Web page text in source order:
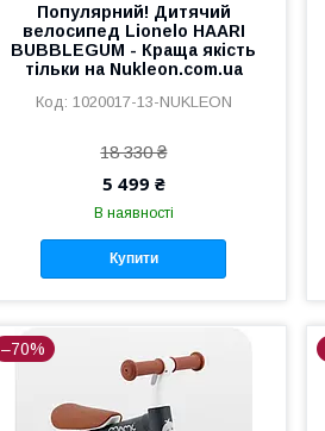
Популярний! Дитячий
велосипед Lionelo HAARI
BUBBLEGUM - Краща якість
тільки на Nukleon.com.ua
1020017-13-NUKLEON
18 330 ₴
5 499 ₴
В наявності
Купити
–70%